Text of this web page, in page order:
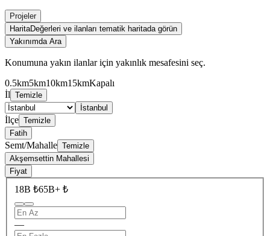
Projeler
HaritaDeğerleri ve ilanları tematik haritada görün
Yakınımda Ara
Konumuna yakın ilanlar için yakınlık mesafesini seç.
0.5km5km10km15kmKapalı
İl Temizle
İstanbul
İlçe Temizle
Fatih
Semt/Mahalle Temizle
Akşemsettin Mahallesi
Fiyat
18B ₺65B+ ₺
—